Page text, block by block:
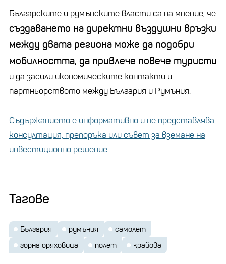
Българските и румънските власти са на мнение, че
създаването на директни въздушни връзки
между двата региона може да подобри
мобилността, да привлече повече туристи
и да засили икономическите контакти и
партньорството между България и Румъния.
Съдържанието е информативно и не представлява
консултация, препоръка или съвет за вземане на
инвестиционно решение.
Тагове
България румъния
самолет
горна оряховица
полет крайова